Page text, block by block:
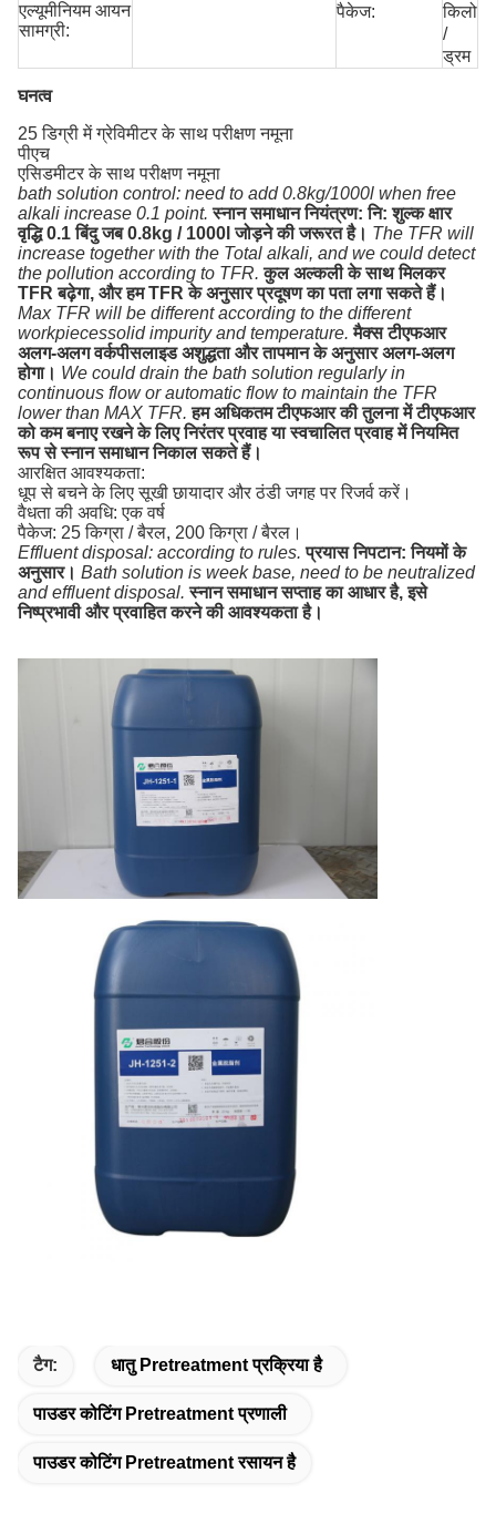
एल्यूमीनियम आयन
सामग्री:
पैकेज:
किलो
/
ड्रम
घनत्व
25 डिग्री में ग्रेविमीटर के साथ परीक्षण नमूना
पीएच
एसिडमीटर के साथ परीक्षण नमूना
bath solution control: need to add 0.8kg/1000l when free
alkali increase 0.1 point. स्नान समाधान नियंत्रण: नि: शुल्क क्षार
वृद्धि 0.1 बिंदु जब 0.8kg / 1000l जोड़ने की जरूरत है। The TFR will
increase together with the Total alkali, and we could detect
the pollution according to TFR. कुल अल्कली के साथ मिलकर
TFR बढ़ेगा, और हम TFR के अनुसार प्रदूषण का पता लगा सकते हैं।
Max TFR will be different according to the different
workpiecessolid impurity and temperature. मैक्स टीएफआर
अलग-अलग वर्कपीसलाइड अशुद्धता और तापमान के अनुसार अलग-अलग
होगा। We could drain the bath solution regularly in
continuous flow or automatic flow to maintain the TFR
lower than MAX TFR. हम अधिकतम टीएफआर की तुलना में टीएफआर
को कम बनाए रखने के लिए निरंतर प्रवाह या स्वचालित प्रवाह में नियमित
रूप से स्नान समाधान निकाल सकते हैं।
आरक्षित आवश्यकता:
धूप से बचने के लिए सूखी छायादार और ठंडी जगह पर रिजर्व करें।
वैधता की अवधि: एक वर्ष
पैकेज: 25 किग्रा / बैरल, 200 किग्रा / बैरल।
Effluent disposal: according to rules. प्रयास निपटान: नियमों के
अनुसार। Bath solution is week base, need to be neutralized
and effluent disposal. स्नान समाधान सप्ताह का आधार है, इसे
निष्प्रभावी और प्रवाहित करने की आवश्यकता है।
टैग: धातु Pretreatment प्रक्रिया है
पाउडर कोटिंग Pretreatment प्रणाली
पाउडर कोटिंग Pretreatment रसायन है